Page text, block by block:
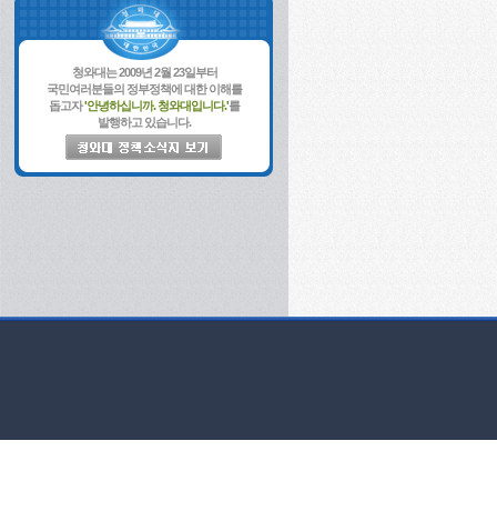
청와대는 2009년 2월 23일부터
국민여러분들의 정부정책에 대한 이해를
돕고자'안녕하십니까. 청와대입니다.'를
발행하고 있습니다.